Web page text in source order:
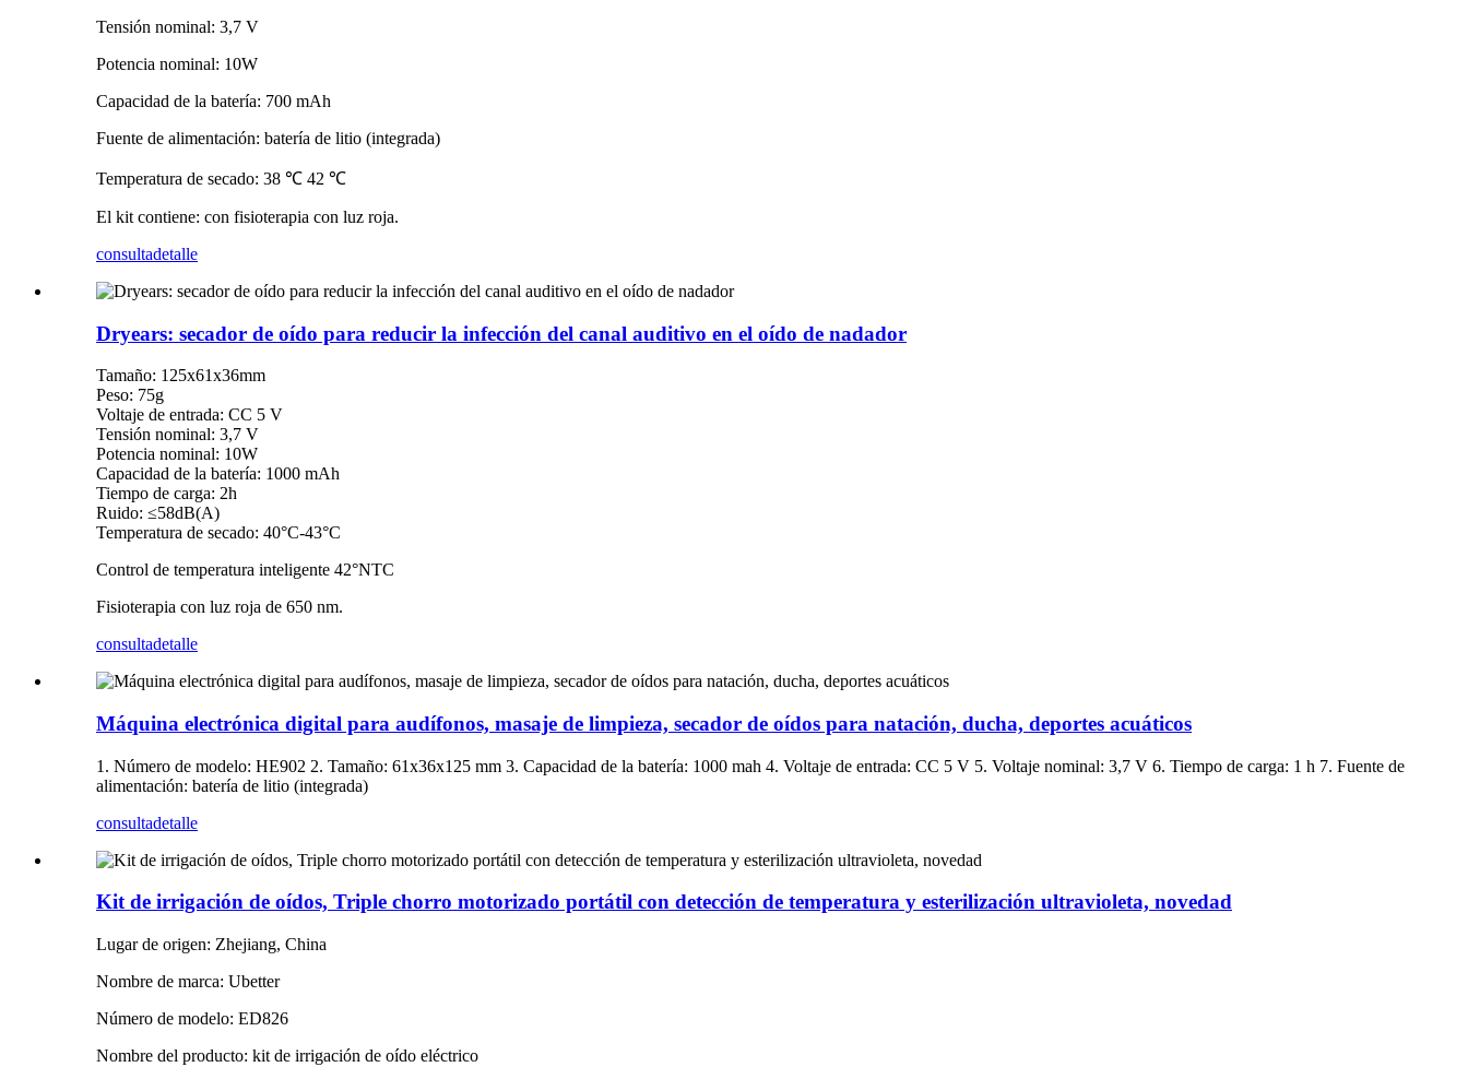
Tensión nominal: 3,7 V
Potencia nominal: 10W
Capacidad de la batería: 700 mAh
Fuente de alimentación: batería de litio (integrada)
Temperatura de secado: 38 ℃ 42 ℃
El kit contiene: con fisioterapia con luz roja.
consultadetalle
Dryears: secador de oído para reducir la infección del canal auditivo en el oído de nadador
Tamaño: 125x61x36mm
Peso: 75g
Voltaje de entrada: CC 5 V
Tensión nominal: 3,7 V
Potencia nominal: 10W
Capacidad de la batería: 1000 mAh
Tiempo de carga: 2h
Ruido: ≤58dB(A)
Temperatura de secado: 40°C-43°C
Control de temperatura inteligente 42°NTC
Fisioterapia con luz roja de 650 nm.
consultadetalle
Máquina electrónica digital para audífonos, masaje de limpieza, secador de oídos para natación, ducha, deportes acuáticos
1. Número de modelo: HE902 2. Tamaño: 61x36x125 mm 3. Capacidad de la batería: 1000 mah 4. Voltaje de entrada: CC 5 V 5. Voltaje nominal: 3,7 V 6. Tiempo de carga: 1 h 7. Fuente de
alimentación: batería de litio (integrada)
consultadetalle
Kit de irrigación de oídos, Triple chorro motorizado portátil con detección de temperatura y esterilización ultravioleta, novedad
Lugar de origen: Zhejiang, China
Nombre de marca: Ubetter
Número de modelo: ED826
Nombre del producto: kit de irrigación de oído eléctrico